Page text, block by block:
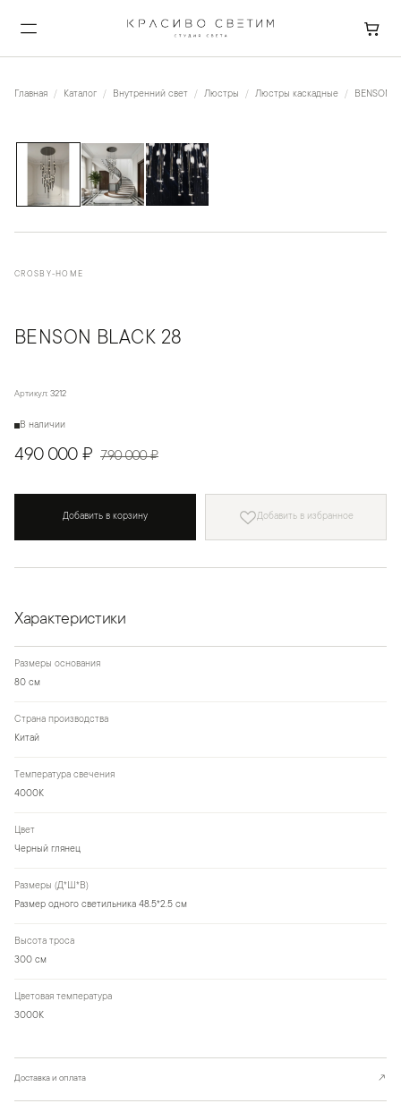
Главная Каталог Внутренний свет Люстры Люстры каскадные BENSON
CROSBY-HOME
BENSON BLACK 28
Артикул: 3212
В наличии
490 000 ₽ 790 000 ₽
Добавить в корзину Добавить в избранное
Характеристики
Размеры основания
80 см
Страна производства
Китай
Температура свечения
4000К
Цвет
Черный глянец
Размеры (Д*Ш*В)
Размер одного светильника 48.5*2.5 см
Высота троса
300 см
Цветовая температура
3000К
Доставка и оплата ↗